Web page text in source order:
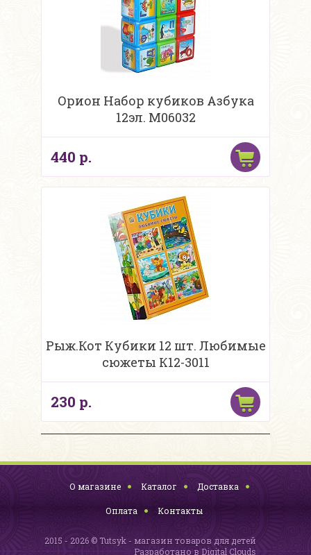
Орион Набор кубиков Азбука
12эл. М06032
440 р.
Рыж.Кот Кубики 12 шт. Любимые
сюжеты К12-3011
230 р.
О магазине Каталог Доставка
Оплата Контакты
2015 - 2026 © Tutsyk - магазин товаров для детей
Разработано в Digital Clouds